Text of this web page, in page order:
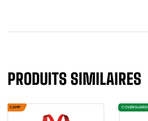
PRODUITS SIMILAIRES
CAMP COVERGUARD